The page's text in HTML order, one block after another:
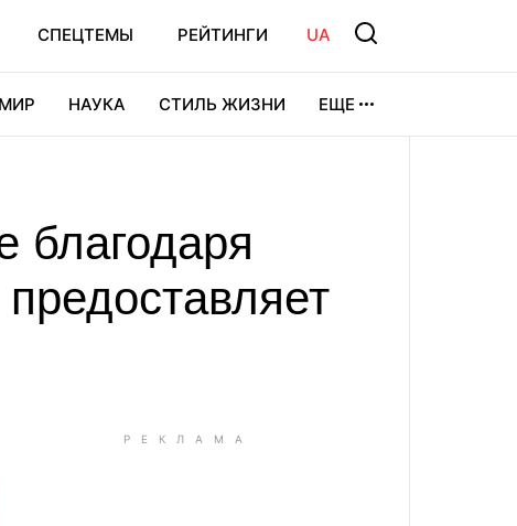
СПЕЦТЕМЫ РЕЙТИНГИ UA
МИР НАУКА СТИЛЬ ЖИЗНИ ЕЩЕ
благодаря